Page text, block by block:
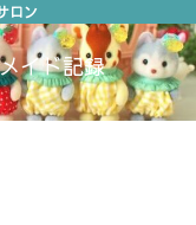
イド記録
ロン